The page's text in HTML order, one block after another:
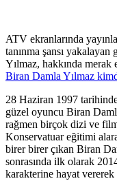
ATV ekranlarında
tanınma şansı
Yılmaz, hakkında merak
Biran Damla Yılmaz
28 Haziran 1997
güzel oyuncu Biran
rağmen birçok dizi ve
Konservatuar eğitimi
birer birer çıkan Biran
sonrasında ilk olarak
karakterine hayat